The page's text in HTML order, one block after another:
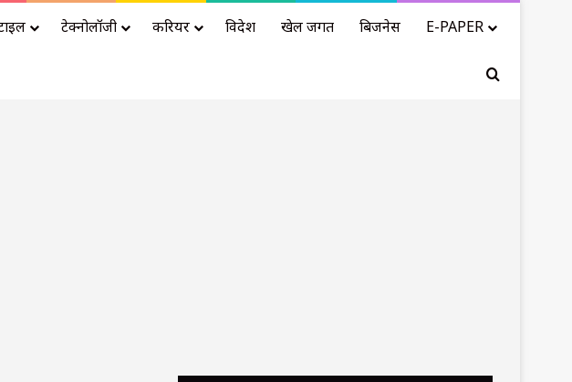
टेक्नोलॉजी करियर विदेश खेल जगत बिजनेस E-PAPER
Search for